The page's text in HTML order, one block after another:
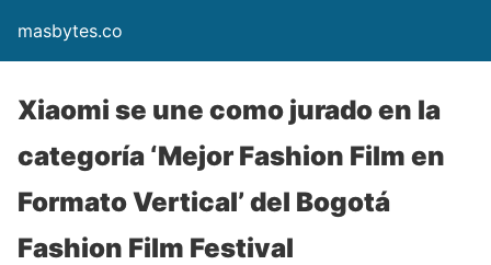
masbytes.co
Xiaomi se une como jurado en la
categoría ‘Mejor Fashion Film en
Formato Vertical’ del Bogotá
Fashion Film Festival